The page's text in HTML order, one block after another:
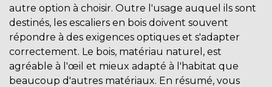
autre option à choisir. Outre l'usage auquel ils sont
destinés, les escaliers en bois doivent souvent
répondre à des exigences optiques et s'adapter
correctement. Le bois, matériau naturel, est
agréable à l'œil et mieux adapté à l'habitat que
beaucoup d'autres matériaux. En résumé, vous